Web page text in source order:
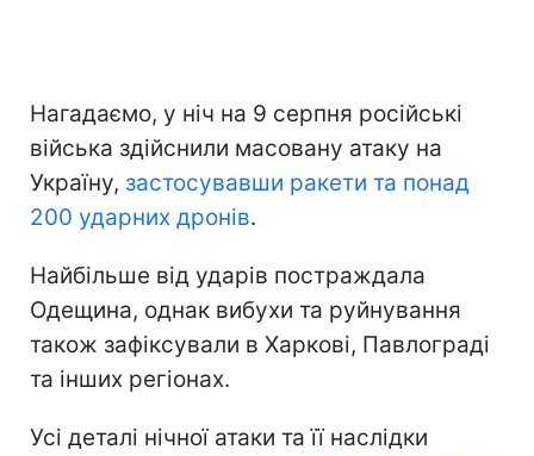
Нагадаємо, у ніч на 9 серпня російські
війська здійснили масовану атаку на
Україну, застосувавши ракети та понад
200 ударних дронів.
Найбільше від ударів постраждала
Одещина, однак вибухи та руйнування
також зафіксували в Харкові, Павлограді
та інших регіонах.
Усі деталі нічної атаки та її наслідки